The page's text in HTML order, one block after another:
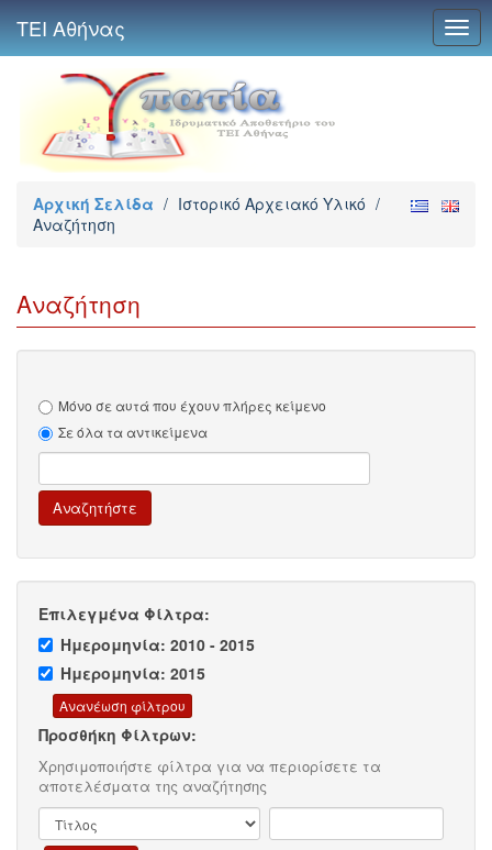
ΤΕΙ Αθήνας
Αρχική Σελίδα / Ιστορικό Αρχειακό Υλικό /
Αναζήτηση
Αναζήτηση
Μόνο σε αυτά που έχουν πλήρες κείμενο
Σε όλα τα αντικείμενα
Επιλεγμένα Φίλτρα:
Ημερομηνία: 2010 - 2015
Ημερομηνία: 2015
Προσθήκη Φίλτρων:
Χρησιμοποιήστε φίλτρα για να περιορίσετε τα
αποτελέσματα της αναζήτησης